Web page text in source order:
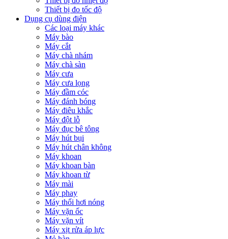
Thiết bị đo tốc độ
Dụng cụ dùng điện
Các loại máy khác
Máy bào
Máy cắt
Máy chà nhám
Máy chà sàn
Máy cưa
Máy cưa lọng
Máy đầm cóc
Máy đánh bóng
Máy điêu khắc
Máy đột lỗ
Máy đục bê tông
Máy hút bụi
Máy hút chân không
Máy khoan
Máy khoan bàn
Máy khoan từ
Máy mài
Máy phay
Máy thổi hơi nóng
Máy vặn ốc
Máy vặn vít
Máy xịt rửa áp lực